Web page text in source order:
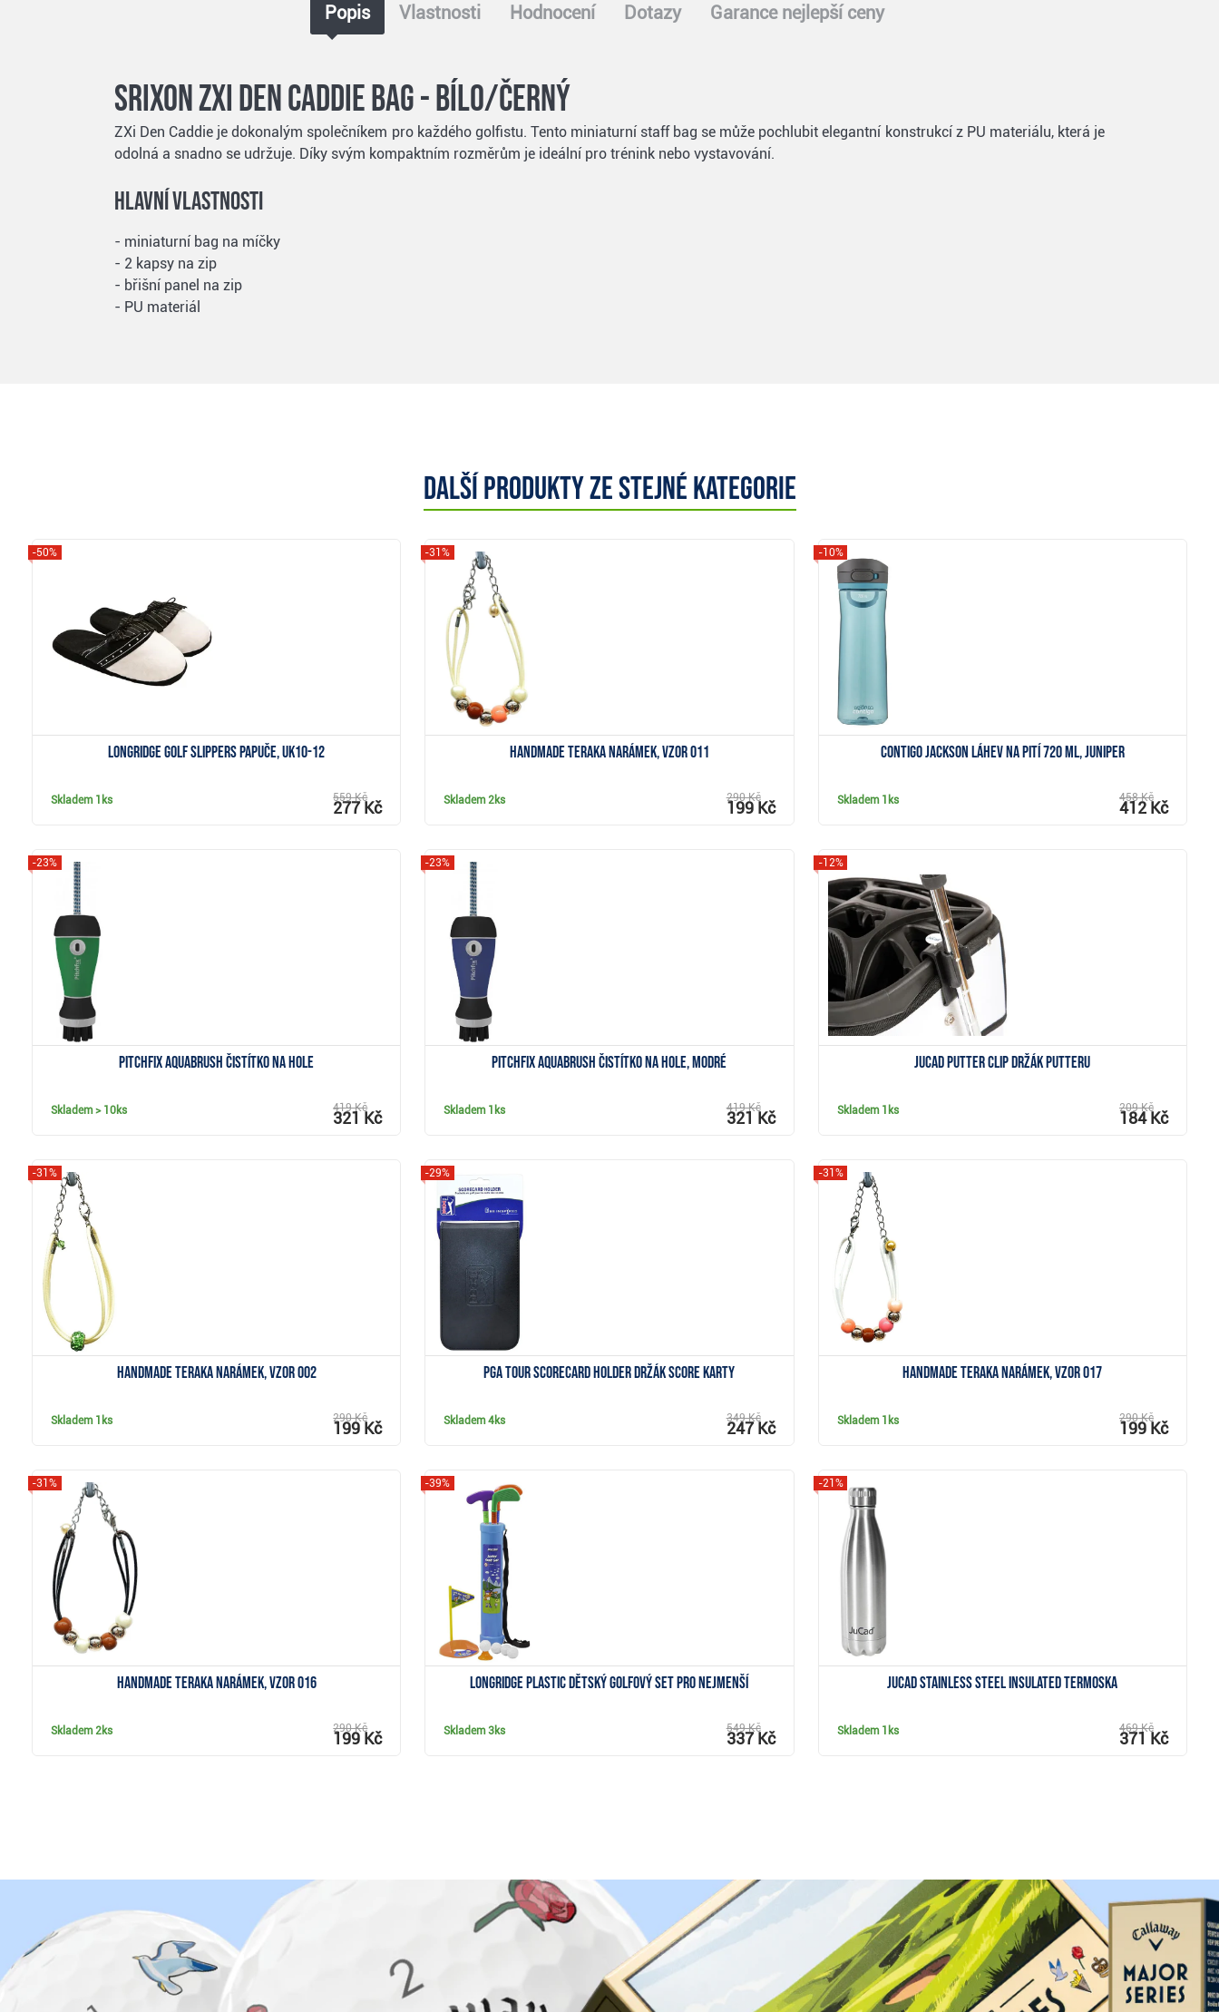
Popis Vlastnosti Hodnocení Dotazy Garance nejlepší ceny
Srixon ZXi Den Caddie bag - bílo/černý
ZXi Den Caddie je dokonalým společníkem pro každého golfistu. Tento miniaturní staff bag se může pochlubit elegantní konstrukcí z PU materiálu, která je
odolná a snadno se udržuje. Díky svým kompaktním rozměrům je ideální pro trénink nebo vystavování.
Hlavní vlastnosti
- miniaturní bag na míčky
- 2 kapsy na zip
- břišní panel na zip
- PU materiál
Další produkty ze stejné kategorie
Longridge Golf Slippers papuče, UK10-12
-50%
Skladem 1ks 559 Kč
277 Kč
Handmade Teraka narámek, vzor 011
-31%
Skladem 2ks 290 Kč
199 Kč
Contigo Jackson láhev na pití 720 ml, juniper
-10%
Skladem 1ks 458 Kč
412 Kč
Pitchfix Aquabrush čistítko na hole
-23%
Skladem> 10ks 419 Kč
321 Kč
Pitchfix Aquabrush čistítko na hole, modré
-23%
Skladem 1ks 419 Kč
321 Kč
JuCad Putter Clip držák putteru
-12%
Skladem 1ks 209 Kč
184 Kč
Zobrazit
Handmade Teraka narámek, vzor 002
-31%
Skladem 1ks 290 Kč
199 Kč
PGA Tour Scorecard Holder držák score karty
-29%
Skladem4ks 349 Kč
247 Kč
Handmade Teraka narámek, vzor 017
-31%
Skladem 1ks 290 Kč
199 Kč
Handmade Teraka narámek, vzor 016
-31%
Skladem 2ks 290 Kč
199 Kč
Longridge Plastic dětský golfový set pro nejmenší
-39%
Skladem3ks 549 Kč
337 Kč
JuCad Stainless Steel Insulated termoska
-21%
Skladem 1ks 469 Kč
371 Kč
Proč nakoupit u Golf pro všechny.cz?